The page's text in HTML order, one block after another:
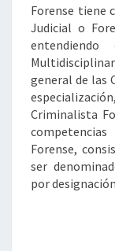
Forense tiene
Judicial o
general de las
Criminalista
Forense,
ser
por